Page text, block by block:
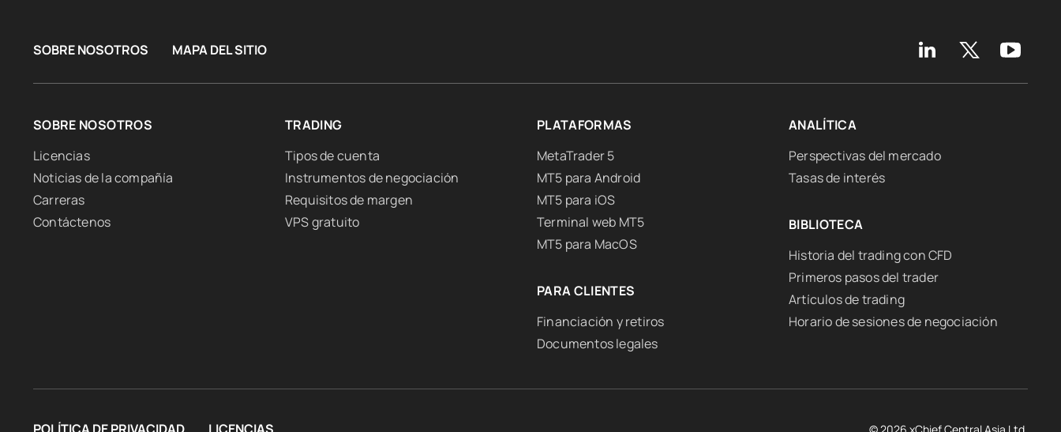
SOBRE NOSOTROS MAPA DEL SITIO
SOBRE NOSOTROS
Licencias
Noticias de la compañía
Carreras
Contáctenos
TRADING
Tipos de cuenta
Instrumentos de negociación
Requisitos de margen
VPS gratuito
PLATAFORMAS
MetaTrader 5
MT5 para Android
MT5 para iOS
Terminal web MT5
MT5 para MacOS
PARA CLIENTES
Financiación y retiros
Documentos legales
ANALÍTICA
Perspectivas del mercado
Tasas de interés
BIBLIOTECA
Historia del trading con CFD
Primeros pasos del trader
Artículos de trading
Horario de sesiones de negociación
© 2026 xChief Central Asia Ltd.